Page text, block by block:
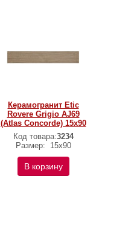
Керамогранит Etic
Rovere Grigio AJ69
(Atlas Concorde) 15х90
Код товара:3234
Размер:
15х90
В корзину